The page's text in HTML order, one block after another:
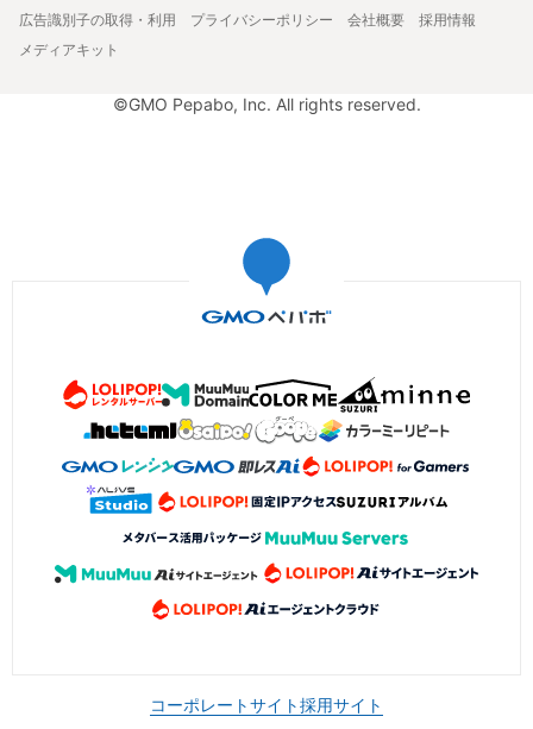
広告識別子の取得・利用
プライバシーポリシー 会社概要
採用情報
メディアキット
©GMO Pepabo, Inc. All rights reserved.
コーポレートサイト採用サイト